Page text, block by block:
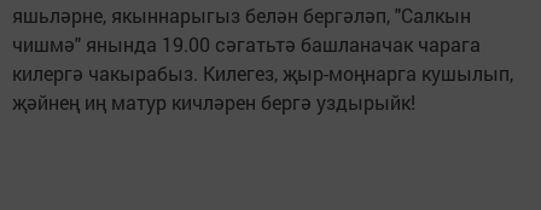
яшьләрне, якыннарыгыз белән бергәләп, "Салкын
чишмә" янында 19.00 сәгатьтә башланачак чарага
килергә чакырабыз. Килегез, җыр-моңнарга кушылып,
җәйнең иң матур кичләрен бергә уздырыйк!